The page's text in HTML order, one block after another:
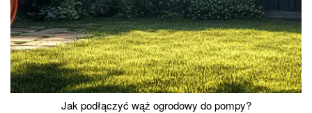
Jak podłączyć wąż ogrodowy do pompy?